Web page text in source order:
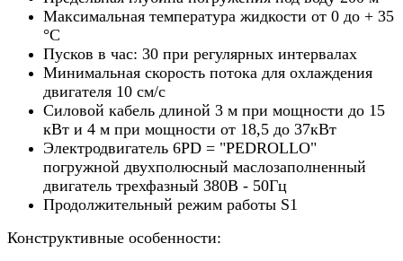
Максимальная температура жидкости от 0 до + 35
°С
Пусков в час: 30 при регулярных интервалах
Минимальная скорость потока для охлаждения
двигателя 10 см/с
Силовой кабель длиной 3 м при мощности до 15
кВт и 4 м при мощности от 18,5 до 37кВт
Электродвигатель 6PD = "PEDROLLO"
погружной двухполюсный маслозаполненный
двигатель трехфазный 380В - 50Гц
Продолжительный режим работы S1
Конструктивные особенности: